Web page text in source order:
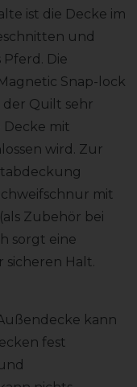
ist die Decke im
und
Die
Snap-lock
der Quilt sehr
Decke mit
wird. Zur
mit
Zubehör bei
sorgt eine
Halt.
kann
fest